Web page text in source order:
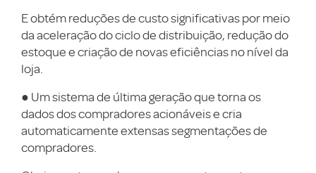
E obtém reduções de custo significativas por meio
da aceleração do ciclo de distribuição, redução do
estoque e criação de novas eficiências no nível da
loja.
● Um sistema de última geração que torna os
dados dos compradores acionáveis e cria
automaticamente extensas segmentações de
compradores.